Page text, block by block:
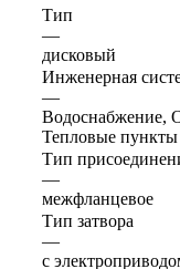
Тип
—
дисковый
Инженерная
—
Водоснабжение,
Тепловые пункты
Тип
—
межфланцевое
Тип затвора
—
с